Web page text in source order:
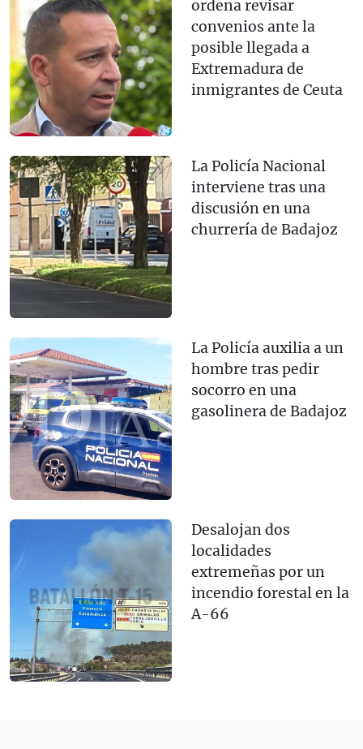
ordena revisar
convenios ante la
posible llegada a
Extremadura de
inmigrantes de Ceuta
La Policía Nacional
interviene tras una
discusión en una
churrería de Badajoz
La Policía auxilia a un
hombre tras pedir
socorro en una
gasolinera de Badajoz
Desalojan dos
localidades
extremeñas por un
incendio forestal en la
A-66